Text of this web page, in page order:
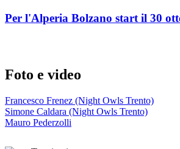
Per l'Alperia Bolzano start il 30
Foto e video
Francesco Frenez (Night Owls Trento)
Simone Caldara (Night Owls Trento)
Mauro Pederzolli